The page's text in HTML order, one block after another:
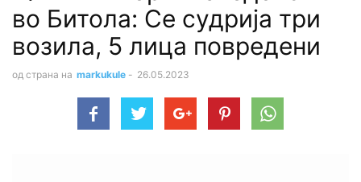
во Битола: Се судрија три
возила, 5 лица повредени
од страна на markukule - 26.05.2023